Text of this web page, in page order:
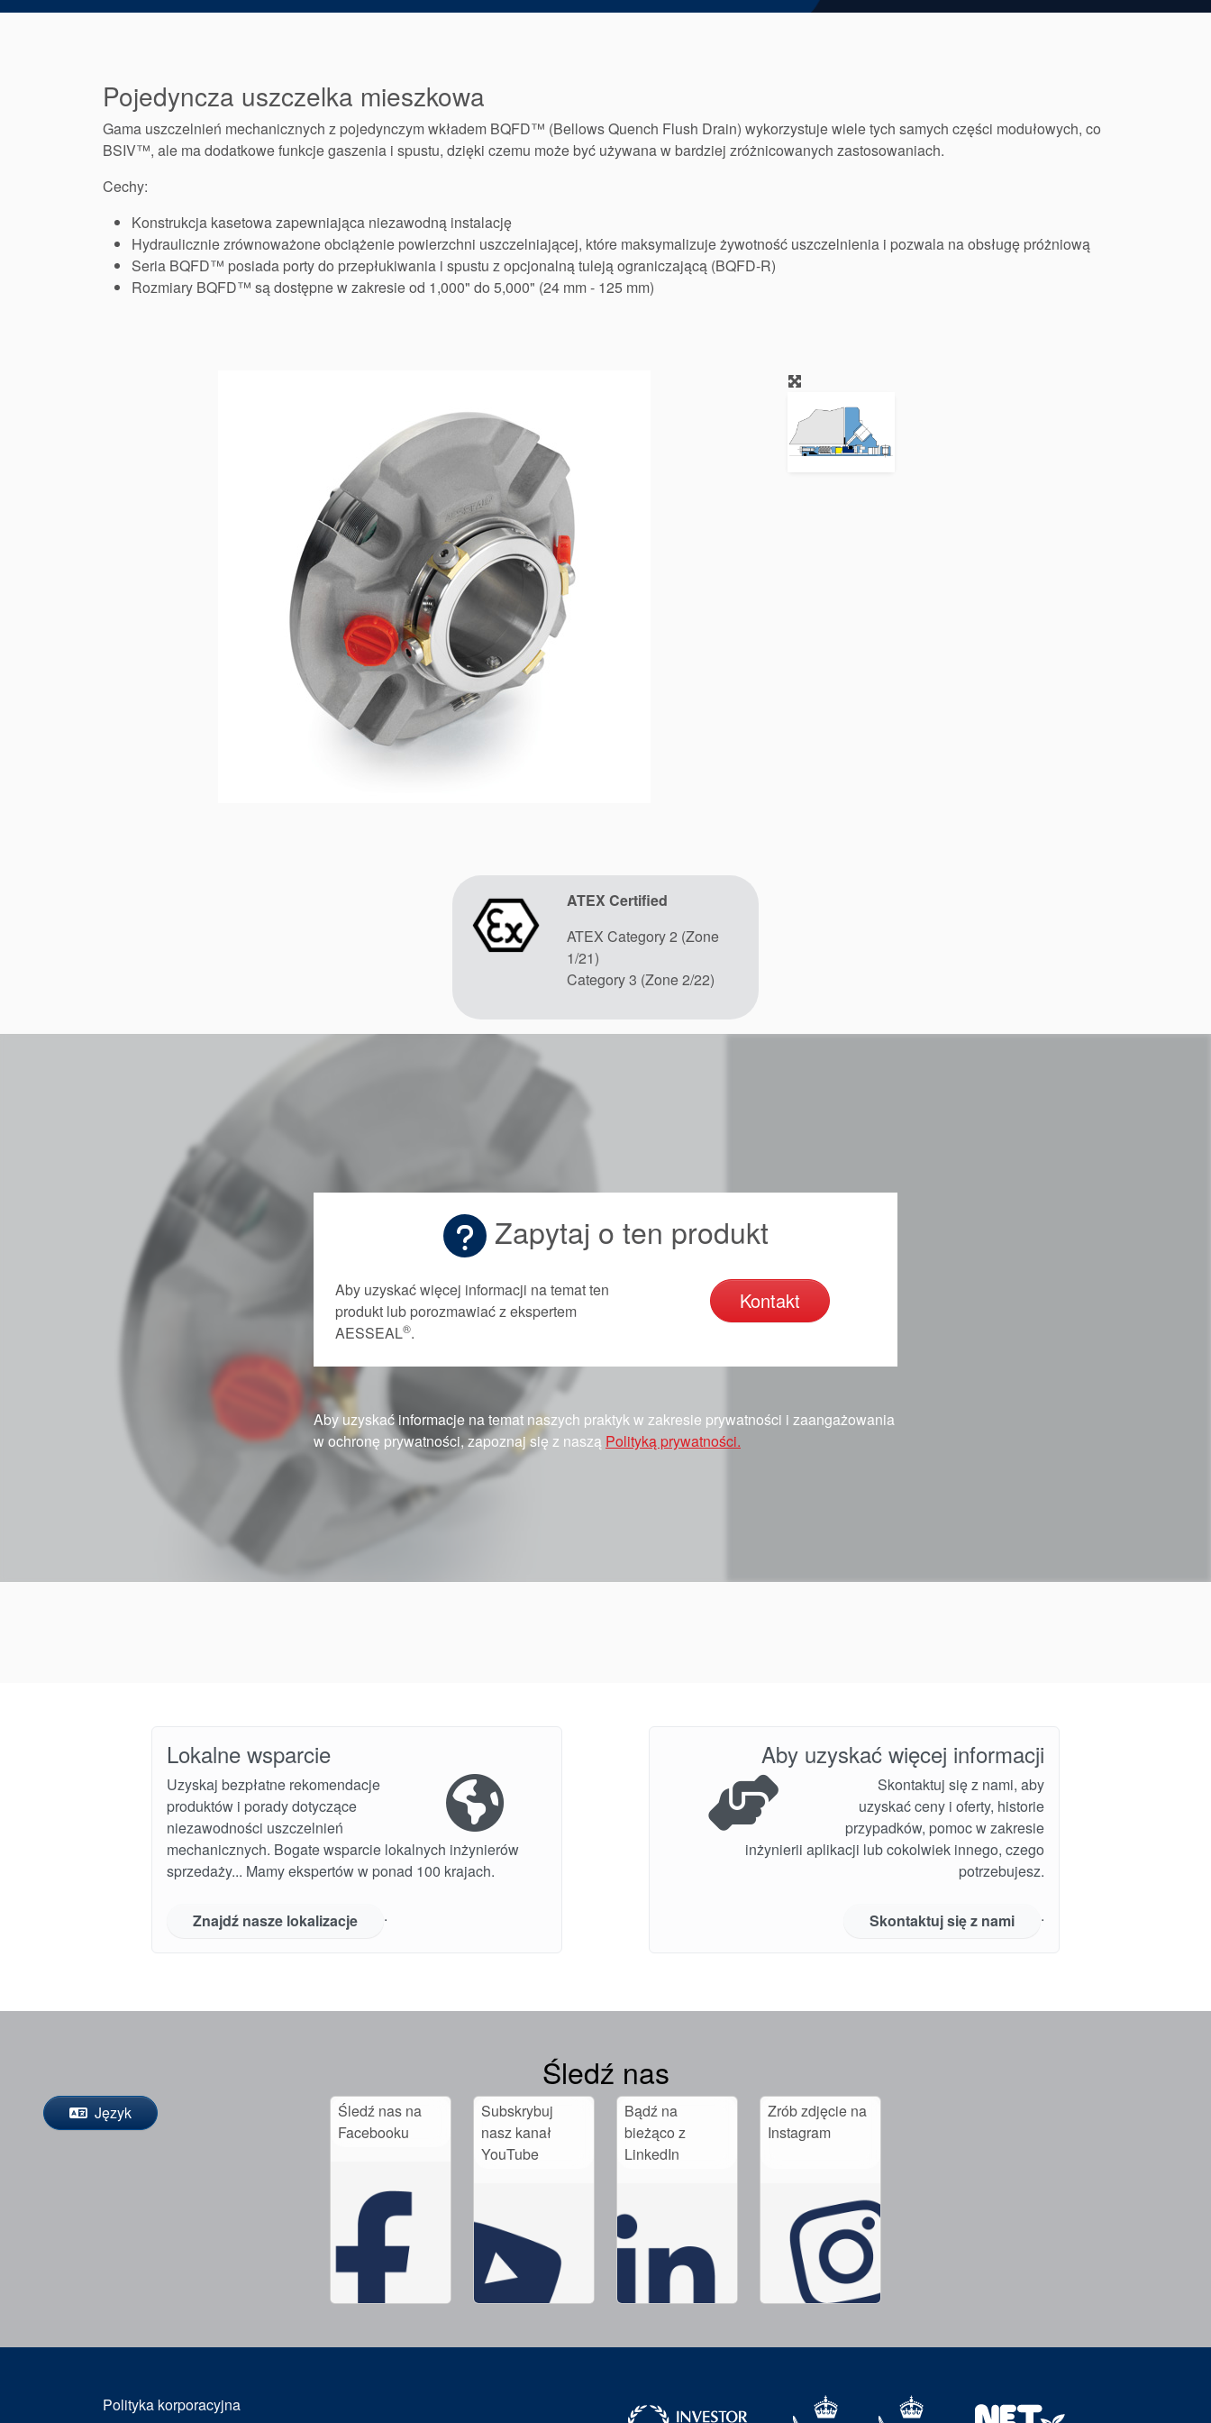
Pojedyncza uszczelka mieszkowa
Gama uszczelnień mechanicznych z pojedynczym wkładem BQFD™ (Bellows Quench Flush Drain) wykorzystuje wiele tych samych części modułowych, co
BSIV™, ale ma dodatkowe funkcje gaszenia i spustu, dzięki czemu może być używana w bardziej zróżnicowanych zastosowaniach.
Cechy:
Konstrukcja kasetowa zapewniająca niezawodną instalację
Hydraulicznie zrównoważone obciążenie powierzchni uszczelniającej, które maksymalizuje żywotność uszczelnienia i pozwala na obsługę próżniową
Seria BQFD™ posiada porty do przepłukiwania i spustu z opcjonalną tuleją ograniczającą (BQFD-R)
Rozmiary BQFD™ są dostępne w zakresie od 1,000" do 5,000" (24 mm - 125 mm)
ATEX Certified
ATEX Category 2 (Zone
1/21)
Category 3 (Zone 2/22)
Zapytaj o ten produkt
Aby uzyskać więcej informacji na temat ten
produkt lub porozmawiać z ekspertem
AESSEAL®.
Kontakt
Aby uzyskać informacje na temat naszych praktyk w zakresie prywatności i zaangażowania
w ochronę prywatności, zapoznaj się z naszą Polityką prywatności.
Lokalne wsparcie
Uzyskaj bezpłatne rekomendacje
produktów i porady dotyczące
niezawodności uszczelnień
mechanicznych. Bogate wsparcie lokalnych inżynierów
sprzedaży... Mamy ekspertów w ponad 100 krajach.
Znajdź nasze lokalizacje .
Aby uzyskać więcej informacji
Skontaktuj się z nami, aby
uzyskać ceny i oferty, historie
przypadków, pomoc w zakresie
inżynierii aplikacji lub cokolwiek innego, czego
potrzebujesz.
Skontaktuj się z nami .
Śledź nas
Język
Śledź nas na
Facebooku
Subskrybuj
nasz kanał
YouTube
Bądź na
bieżąco z
LinkedIn
Zrób zdjęcie na
Instagram
Polityka korporacyjna